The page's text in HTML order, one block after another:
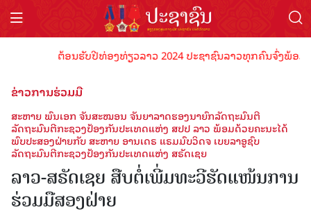
ຕ້ອນຮັບປີທ່ອງທ່ຽວລາວ 2024 ປະຊາຊົນລາວທຸກຄົນຈົ່ງພ້ອມ
ຂ່າວການຮ່ວມມື
ສະຫາຍ ພົນເອກ ຈັນສະໝອນ ຈັນຍາລາດຮອງນາຍົກລັດຖະມົນຕີ
ລັດຖະມົນຕີກະຊວງປ້ອງກັນປະເທດແຫ່ງ ສປປ ລາວ ພ້ອມດ້ວຍຄະນະໄດ້
ພົບປະສອງຝ່າຍກັບ ສະຫາຍ ອານເດຣ ແຣມມົບວິດຈ ເບຍລາອູຊົບ
ລັດຖະມົນຕີກະຊວງປ້ອງກັນປະເທດແຫ່ງ ສຣັດເຊຍ
ລາວ-ສຣັດເຊຍ ສືບຕໍ່ເພີ່ມທະວີຮັດແໜ້ນການ
ຮ່ວມມືສອງຝ່າຍ